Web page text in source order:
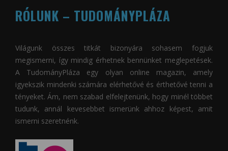
RÓLUNK – TUDOMÁNYPLÁZA
Világunk összes titkát bizonyára sohasem fogjuk
megismerni, így mindig érhetnek bennünket meglepetések.
A TudományPláza egy olyan online magazin, amely
igyekszik mindenki számára elérhetővé és érthetővé tenni a
tényeket. Ám, nem szabad elfelejtenünk, hogy minél többet
tudunk, annál kevesebbet ismerünk ahhoz képest, amit
ismerni szeretnénk.